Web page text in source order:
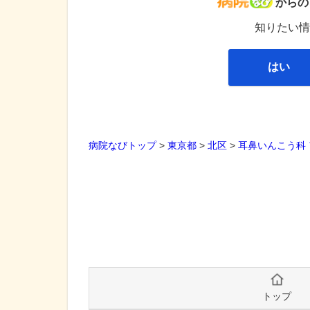
知りたい
はい
病院なびトップ> 東京都 > 北区 > 耳鼻いんこう科
トップ